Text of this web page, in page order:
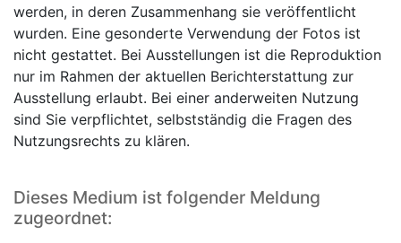
werden, in deren Zusammenhang sie veröffentlicht
wurden. Eine gesonderte Verwendung der Fotos ist
nicht gestattet. Bei Ausstellungen ist die Reproduktion
nur im Rahmen der aktuellen Berichterstattung zur
Ausstellung erlaubt. Bei einer anderweiten Nutzung
sind Sie verpflichtet, selbstständig die Fragen des
Nutzungsrechts zu klären.
Dieses Medium ist folgender Meldung
zugeordnet: